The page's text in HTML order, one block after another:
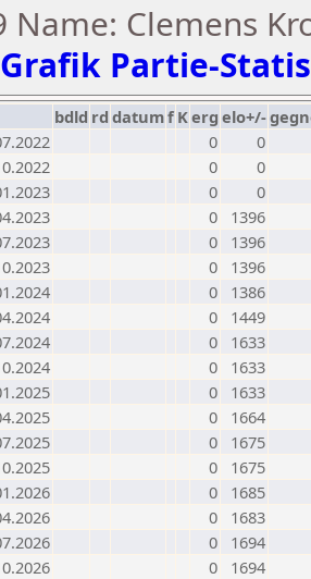
Name: Clemens
Grafik Partie-
bdld rd datumf Kerg elo+/-
0
0
0
0
0
0
0
1396
0
1396
0
1396
0
1386
0
1449
0
1633
0
1633
0
1633
0
1664
0
1675
0
1675
0
1685
0
1683
0
1694
0 1694